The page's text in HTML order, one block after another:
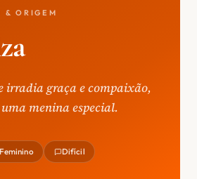
& ORIGEM
irradia graça e compaixão,
menina especial.
Feminino Difícil